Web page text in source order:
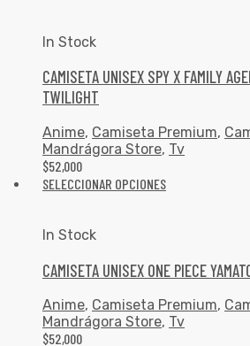
In Stock
CAMISETA UNISEX SPY X FAMILY
TWILIGHT
Anime, Camiseta Premium,
Mandrágora Store, Tv
$52,000
SELECCIONAR OPCIONES
In Stock
CAMISETA UNISEX ONE PIECE
Anime, Camiseta Premium,
Mandrágora Store, Tv
$52,000